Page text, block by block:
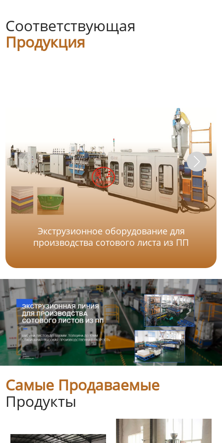
Соответствующая
Продукция
Экструзионное оборудование для
производства сотового листа из ПП
Самые Продаваемые
Продукты